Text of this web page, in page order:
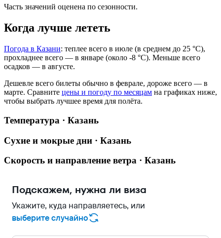
Часть значений оценена по сезонности.
Когда лучше лететь
Погода в Казани: теплее всего в июле (в среднем до 25 °C),
прохладнее всего — в январе (около -8 °C). Меньше всего
осадков — в августе.
Дешевле всего билеты обычно в феврале, дороже всего — в
марте. Сравните цены и погоду по месяцам на графиках ниже,
чтобы выбрать лучшее время для полёта.
Температура · Казань
Сухие и мокрые дни · Казань
Скорость и направление ветра · Казань
Подскажем, нужна ли виза
Укажите, куда направляетесь, или
выберите случайно